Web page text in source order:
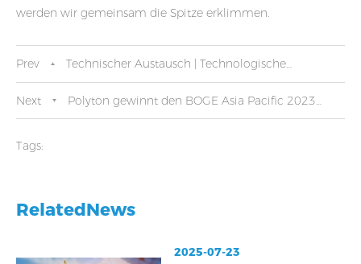
werden wir gemeinsam die Spitze erklimmen.
Prev Technischer Austausch | Technologische
Durchbrüche von molekularen Mechanismen bis zur
Next Polyton gewinnt den BOGE Asia Pacific 2023
Tags:
RelatedNews
2025-07-23